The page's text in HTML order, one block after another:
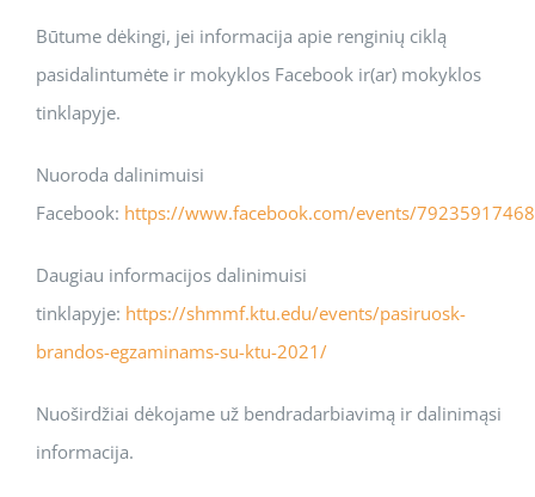
Būtume dėkingi, jei informacija apie renginių ciklą
pasidalintumėte ir mokyklos Facebook ir(ar) mokyklos
tinklapyje.
Nuoroda dalinimuisi
Facebook: https://www.facebook.com/events/
Daugiau informacijos dalinimuisi
tinklapyje: https://shmmf.ktu.edu/events/pasiruosk-
brandos-egzaminams-su-ktu-2021/
Nuoširdžiai dėkojame už bendradarbiavimą ir dalinimąsi
informacija.